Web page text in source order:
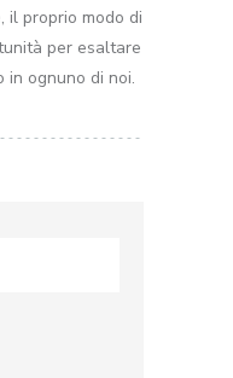
il proprio modo di
per esaltare
ognuno di noi.